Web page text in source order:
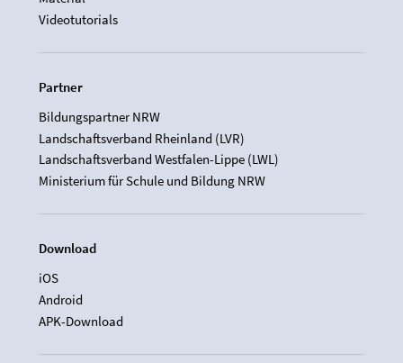
Videotutorials
Partner
Bildungspartner NRW
Landschaftsverband Rheinland (LVR)
Landschaftsverband Westfalen-Lippe (LWL)
Ministerium für Schule und Bildung NRW
Download
iOS
Android
APK-Download